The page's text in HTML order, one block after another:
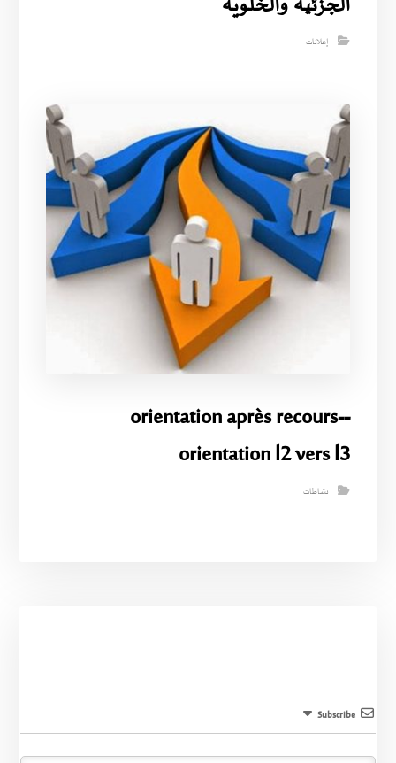
إعلانات
-orientation après recours-
orientation l2 vers l3
نشاطات
Subscribe